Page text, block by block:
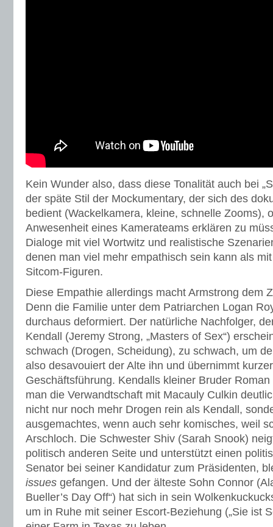
Kein Wunder also, dass diese Tonalität auch bei
der späte Stil der Mockumentary, der sich des
bedient (Wackelkamera, kleine, schnelle Zooms),
Anwesenheit eines Kamerateams erklären zu
Dialoge mit viel Wortwitz und realistische
denen man viel mehr empathisch sein kann als
Sitcom-Figuren.
Diese Empathie allerdings macht Armstrong dem
Denn die Familie unter dem Patriarchen Logan
durchaus deformiert. Der natürliche Nachfolger,
Kendall (Jeremy Strong, „Masters of Sex“)
schwach (Drogen, Scheidung), zu schwach, um
also desavouiert der Alte ihn und übernimmt
Geschäftsführung. Kendalls kleiner Bruder
man die Verwandtschaft mit Macauly Culkin
nicht nur noch mehr Drogen rein als Kendall,
ausgemachtes, wenn auch sehr komisches, weil
Arschloch. Die Schwester Shiv (Sarah Snook)
politisch anderen Seite und unterstützt einen
Senator bei seiner Kandidatur zum Präsidenten,
issues gefangen. Und der älteste Sohn Connor
Bueller’s Day Off“) hat sich in sein
um in Ruhe mit seiner Escort-Beziehung („Sie ist